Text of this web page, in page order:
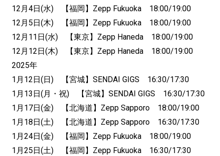
12月4日(水) 【福岡】Zepp Fukuoka 18:00/19:00
12月5日(木) 【福岡】Zepp Fukuoka 18:00/19:00
12月11日(水) 【東京】Zepp Haneda 18:00/19:00
12月12日(木) 【東京】Zepp Haneda 18:00/19:00
2025年
1月12日(日) 【宮城】SENDAI GIGS 16:30/17:30
1月13日(月・祝) 【宮城】SENDAI GIGS 16:30/17:30
1月17日(金) 【北海道】Zepp Sapporo 18:00/19:00
1月18日(土) 【北海道】Zepp Sapporo 16:30/17:30
1月24日(金) 【福岡】Zepp Fukuoka 18:00/19:00
1月25日(土) 【福岡】Zepp Fukuoka 16:30/17:30